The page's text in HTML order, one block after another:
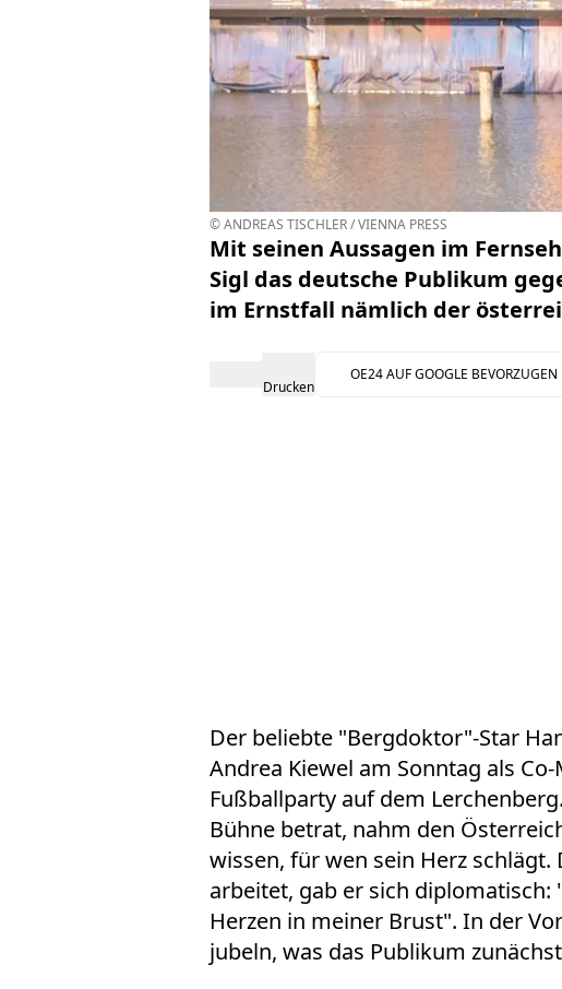
© ANDREAS TISCHLER / VIENNA PRESS
Mit seinen Aussagen im
Sigl das deutsche Publikum
im Ernstfall nämlich der
Drucken
OE24 AUF GOOGLE BEVORZUGEN
Der beliebte "Bergdoktor"-Star
Andrea Kiewel am Sonntag als
Fußballparty auf dem
Bühne betrat, nahm den
wissen, für wen sein Herz
arbeitet, gab er sich diplomatisch:
Herzen in meiner Brust". In der
jubeln, was das Publikum